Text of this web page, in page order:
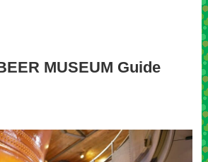
MUSEUM Guide